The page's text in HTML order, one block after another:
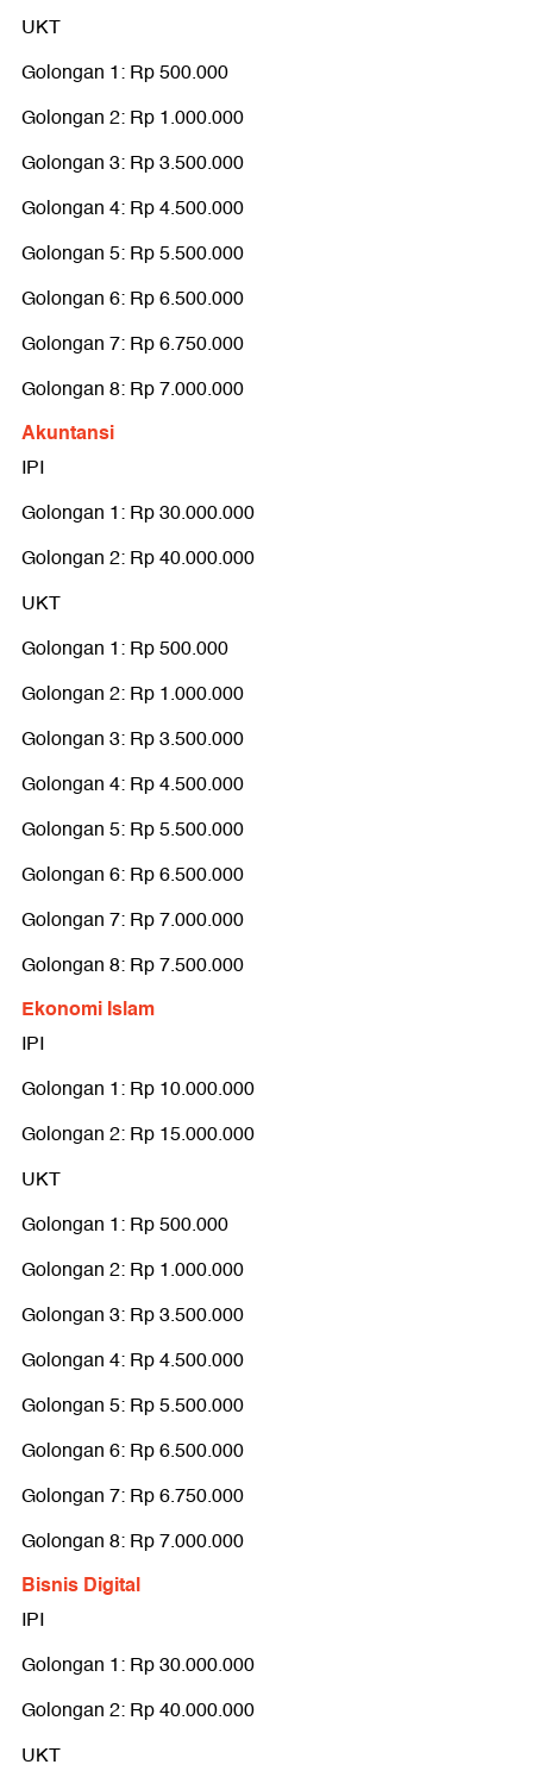
UKT
Golongan 1: Rp 500.000
Golongan 2: Rp 1.000.000
Golongan 3: Rp 3.500.000
Golongan 4: Rp 4.500.000
Golongan 5: Rp 5.500.000
Golongan 6: Rp 6.500.000
Golongan 7: Rp 6.750.000
Golongan 8: Rp 7.000.000
Akuntansi
IPI
Golongan 1: Rp 30.000.000
Golongan 2: Rp 40.000.000
UKT
Golongan 1: Rp 500.000
Golongan 2: Rp 1.000.000
Golongan 3: Rp 3.500.000
Golongan 4: Rp 4.500.000
Golongan 5: Rp 5.500.000
Golongan 6: Rp 6.500.000
Golongan 7: Rp 7.000.000
Golongan 8: Rp 7.500.000
Ekonomi Islam
IPI
Golongan 1: Rp 10.000.000
Golongan 2: Rp 15.000.000
UKT
Golongan 1: Rp 500.000
Golongan 2: Rp 1.000.000
Golongan 3: Rp 3.500.000
Golongan 4: Rp 4.500.000
Golongan 5: Rp 5.500.000
Golongan 6: Rp 6.500.000
Golongan 7: Rp 6.750.000
Golongan 8: Rp 7.000.000
Bisnis Digital
IPI
Golongan 1: Rp 30.000.000
Golongan 2: Rp 40.000.000
UKT